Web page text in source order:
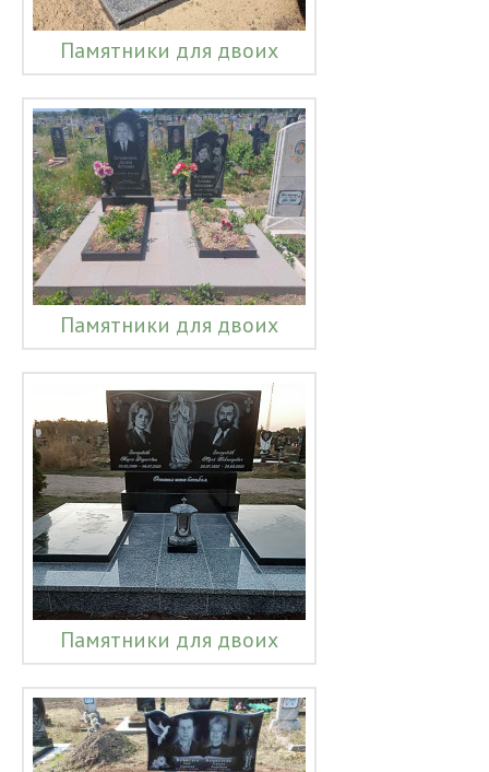
Памятники для двоих
Памятники для двоих
Памятники для двоих